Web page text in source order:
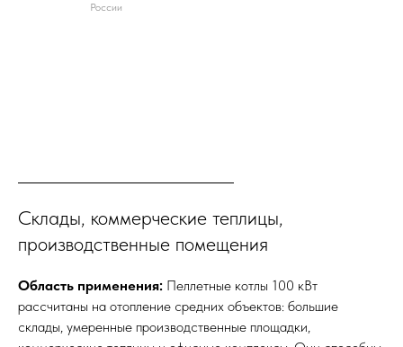
России
Склады, коммерческие теплицы,
производственные помещения
Область применения: Пеллетные котлы 100 кВт
рассчитаны на отопление средних объектов: большие
склады, умеренные производственные площадки,